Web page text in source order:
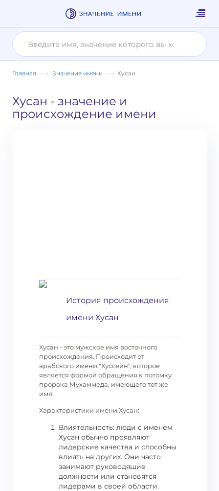
Главная Значение имени Хусан
Хусан - значение и
происхождение имени
История происхождения
имени Хусан
Хусан - это мужское имя восточного
происхождения. Происходит от
арабского имени "Хуссейн", которое
является формой обращения к потомку
пророка Мухаммеда, имеющего тот же
имя.
Характеристики имени Хусан:
Влиятельность: люди с именем
Хусан обычно проявляют
лидерские качества и способны
влиять на других. Они часто
занимают руководящие
должности или становятся
лидерами в своей области.